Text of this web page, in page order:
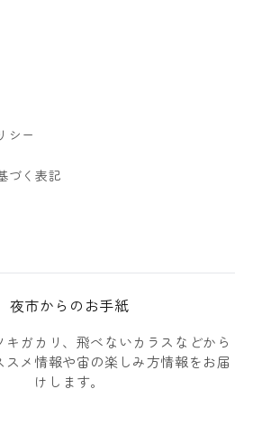
シー
づく表記
夜市からのお手紙
キガカリ、飛べないカラスなどから
スメ情報や宙の楽しみ方情報をお届
けします。